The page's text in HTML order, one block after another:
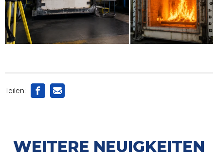
Teilen:
WEITERE NEUIGKEITEN